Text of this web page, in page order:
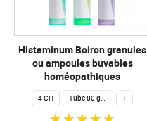
Histaminum Boiron granules
ou ampoules buvables
homéopathiques
4 CH Tube 80 granules homéopathiques 4 g. +